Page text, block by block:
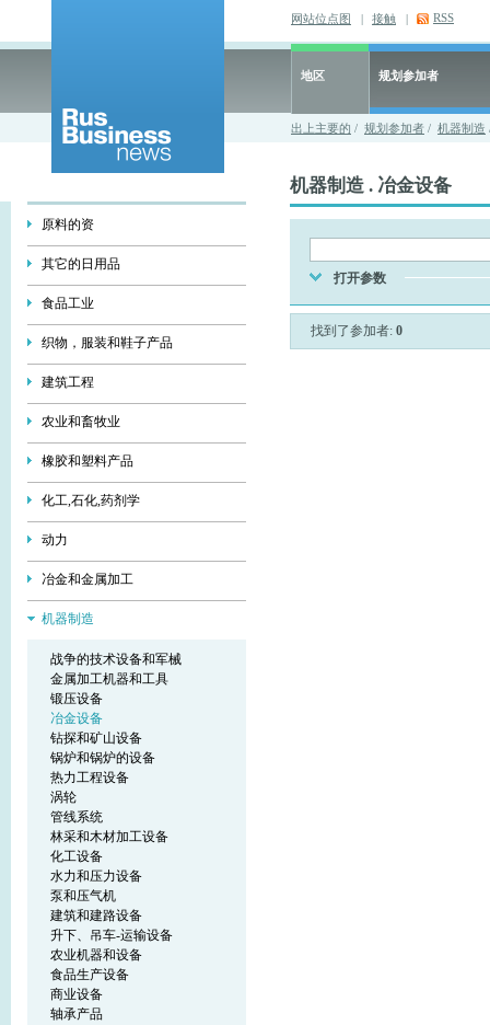
网站位点图 | 接触 | RSS
地区 规划参加者
出上主要的 / 规划参加者 / 机器制造
原料的资
其它的日用品
食品工业
织物，服装和鞋子产品
建筑工程
农业和畜牧业
橡胶和塑料产品
化工,石化,药剂学
动力
冶金和金属加工
机器制造
战争的技术设备和军械
金属加工机器和工具
锻压设备
冶金设备
钻探和矿山设备
锅炉和锅炉的设备
热力工程设备
涡轮
管线系统
林采和木材加工设备
化工设备
水力和压力设备
泵和压气机
建筑和建路设备
升下、吊车-运输设备
农业机器和设备
食品生产设备
商业设备
轴承产品
机器制造 . 冶金设备
打开参数
找到了参加者: 0